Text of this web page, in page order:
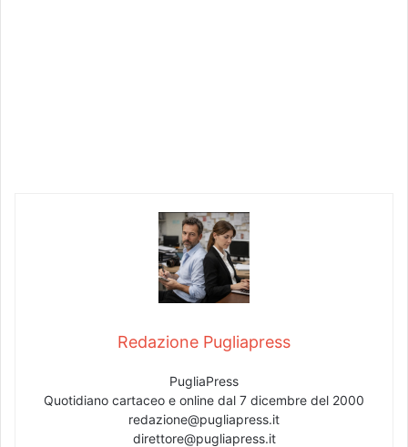
Redazione Pugliapress
PugliaPress
Quotidiano cartaceo e online dal 7 dicembre del 2000
redazione@pugliapress.it
direttore@pugliapress.it